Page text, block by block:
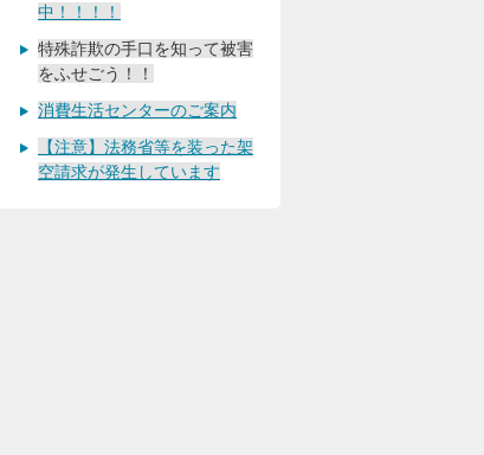
中！！！！
特殊詐欺の手口を知って被害
をふせごう！！
消費生活センターのご案内
【注意】法務省等を装った架
空請求が発生しています